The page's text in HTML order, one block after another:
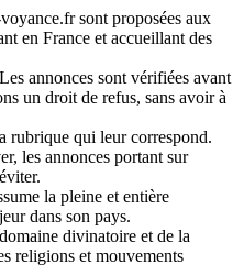
sont proposées aux
en France et accueillant des
annonces sont vérifiées avant
un droit de refus, sans avoir à
rubrique qui leur correspond.
les annonces portant sur
la pleine et entière
dans son pays.
divinatoire et de la
religions et mouvements